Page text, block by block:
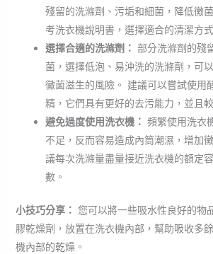
殘留的洗滌劑、污垢和細菌，降低黴
考洗衣機說明書，選擇適合的清潔方
選擇合適的洗滌劑： 部分洗滌劑的殘
菌，選擇低泡、易沖洗的洗滌劑，可
黴菌滋生的風險。 建議可以嘗試使用
精，它們具有更好的去污能力，並且
避免過度使用洗衣機： 頻繁使用洗衣
不足，反而容易造成內筒潮濕，增加
議每次洗滌量盡量接近洗衣機的額定
數。
小技巧分享： 您可以將一些吸水性良好的物
膠乾燥劑，放置在洗衣機內部，幫助吸收多
機內部的乾燥。